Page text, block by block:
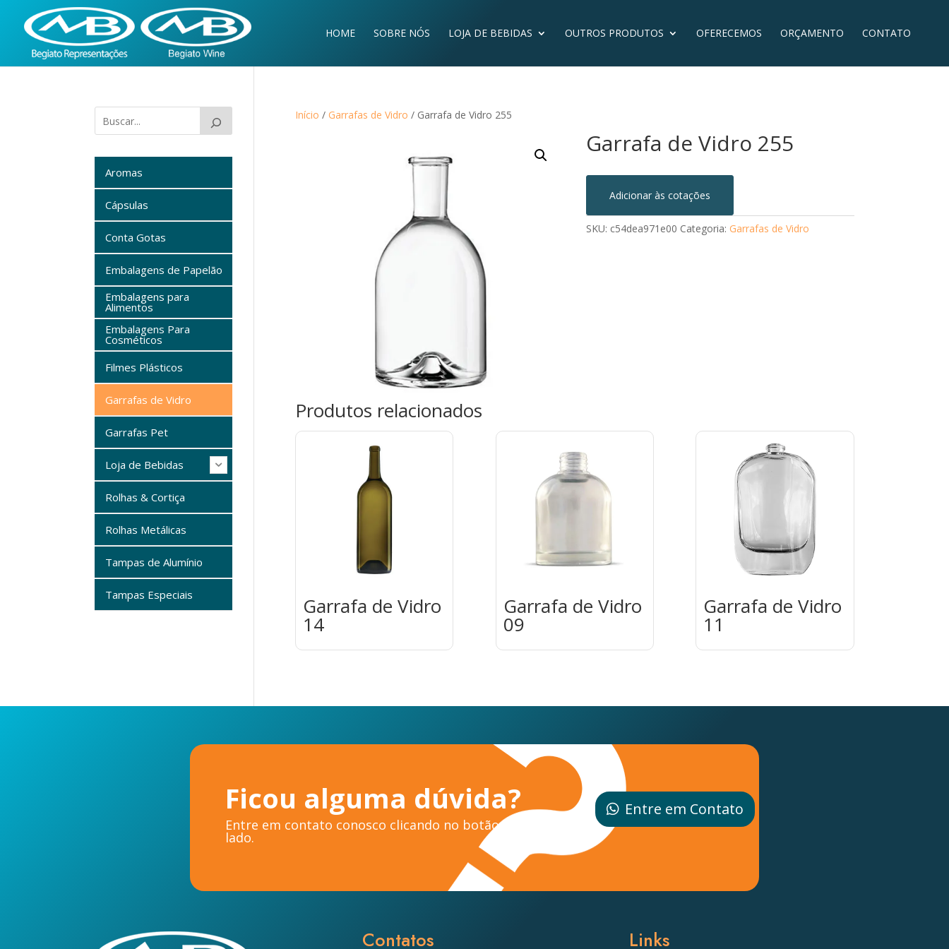
HOME SOBRE NÓS LOJA DE BEBIDAS OUTROS PRODUTOS OFERECEMOS ORÇAMENTO CONTATO
Início / Garrafas de Vidro / Garrafa de Vidro 255
Garrafa de Vidro 255
Adicionar às cotações
SKU: c54dea971e00 Categoria: Garrafas de Vidro
Produtos relacionados
Garrafa de Vidro
14
Garrafa de Vidro
09
Garrafa de Vidro
11
Aromas
Cápsulas
Conta Gotas
Embalagens de Papelão
Embalagens para
Alimentos
Embalagens Para
Cosméticos
Filmes Plásticos
Garrafas de Vidro
Garrafas Pet
Loja de Bebidas
Rolhas & Cortiça
Rolhas Metálicas
Tampas de Alumínio
Tampas Especiais
Ficou alguma dúvida?
Entre em contato conosco clicando no botão ao
lado.
Entre em Contato
Contatos Links